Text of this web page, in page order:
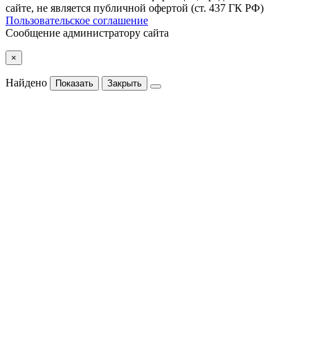
сайте, не является публичной офертой (ст. 437 ГК РФ)
Пользовательское соглашение
Сообщение администратору сайта
×
Найдено Показать Закрыть